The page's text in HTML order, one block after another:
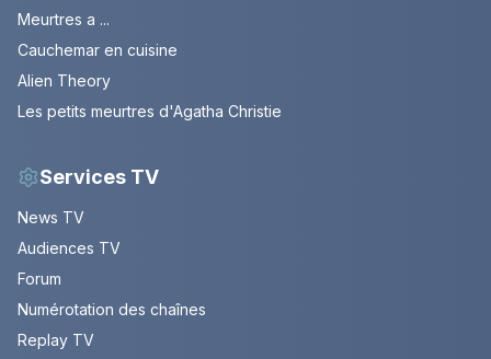
Meurtres a ...
Cauchemar en cuisine
Alien Theory
Les petits meurtres d'Agatha Christie
Services TV
News TV
Audiences TV
Forum
Numérotation des chaînes
Replay TV